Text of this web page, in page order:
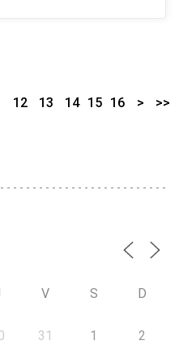
12 13 14 15 16 > >>
V S D
31 1 2